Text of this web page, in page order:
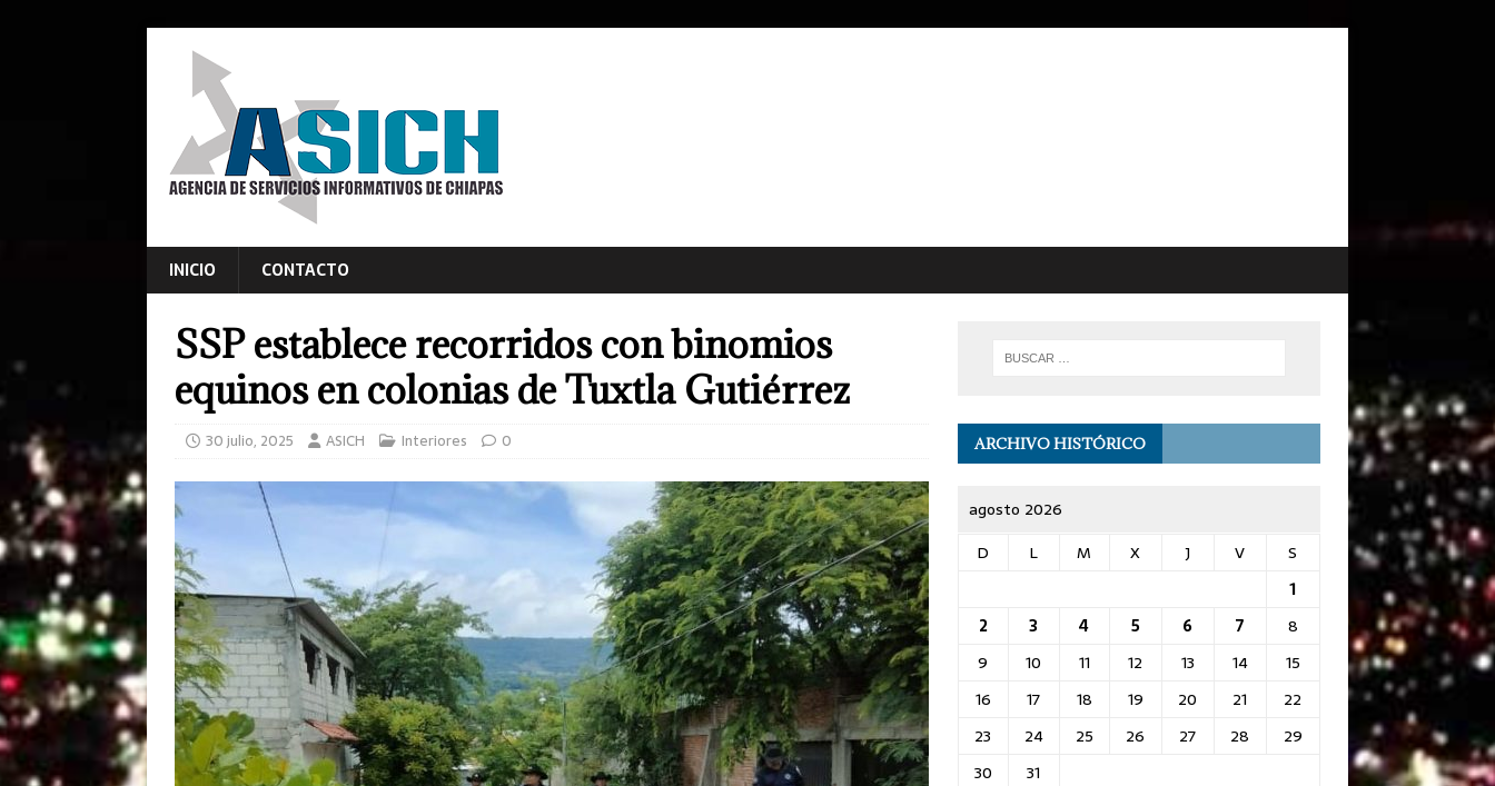
INICIO CONTACTO
SSP establece recorridos con binomios
equinos en colonias de Tuxtla Gutiérrez
30 julio, 2025 ASICH Interiores 0 ARCHIVO HISTÓRICO
agosto 2026
D
L M X J V
S
1
2
3 4 5 6 7
8
9
10 11 12 13 14
15
16
17 18 19 20 21
22
23
24 25 26 27 28
29
30
31